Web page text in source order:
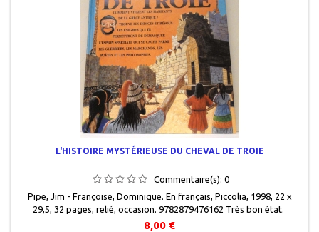
L'HISTOIRE MYSTÉRIEUSE DU CHEVAL DE TROIE
Commentaire(s): 0
Pipe, Jim - Françoise, Dominique. En français , Piccolia, 1998 , 22 x
29,5 , 32 pages , relié, occasion . 9782879476162 Très bon état .
8,00 €